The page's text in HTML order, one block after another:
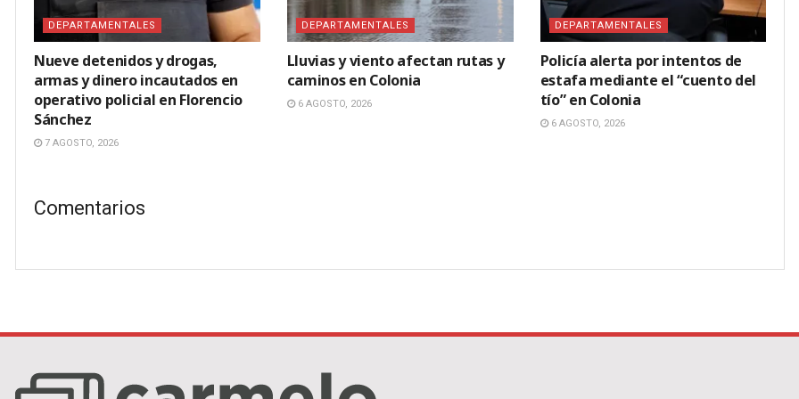
DEPARTAMENTALES
Nueve detenidos y drogas,
armas y dinero incautados en
operativo policial en Florencio
Sánchez
7 AGOSTO, 2026
DEPARTAMENTALES
Lluvias y viento afectan rutas y
caminos en Colonia
6 AGOSTO, 2026
DEPARTAMENTALES
Policía alerta por intentos de
estafa mediante el “cuento del
tío” en Colonia
6 AGOSTO, 2026
Comentarios